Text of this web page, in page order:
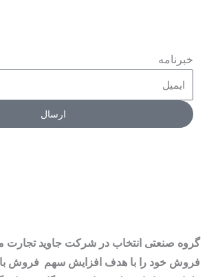
خبرنامه
ارسال
گروه صنعتی انتخاب در شرکت جاوید
فروش خود را با هدف افزایش سهم فروش با